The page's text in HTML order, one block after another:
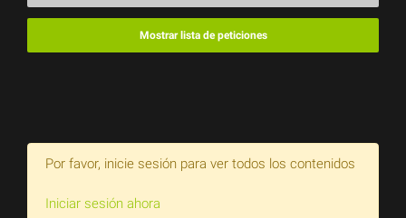
Mostrar lista de peticiones
Por favor, inicie sesión para ver todos los contenidos
Iniciar sesión ahora